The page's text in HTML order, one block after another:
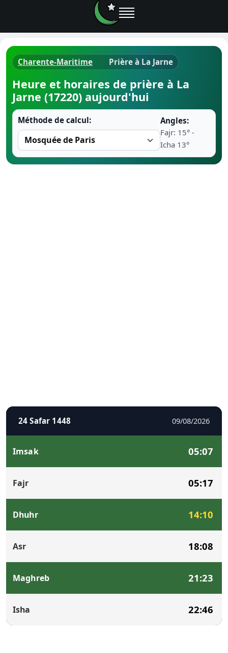
Ramadan
Charente-Maritime Prière à La Jarne
Heure et horaires de prière à La
Jarne (17220) aujourd'hui
Méthode de calcul:
Angles:
Fajr: 15° -
Icha 13°
24 Safar 1448 09/08/2026
Imsak 05:07
Fajr 05:17
Dhuhr 14:10
Asr 18:08
Maghreb 21:23
Isha 22:46